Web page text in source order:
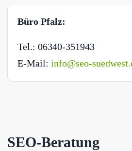
Büro Pfalz:
Tel.: 06340-351943
E-Mail: info@seo-
SEO-Beratung